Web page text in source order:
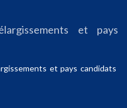
et pays
et pays candidats